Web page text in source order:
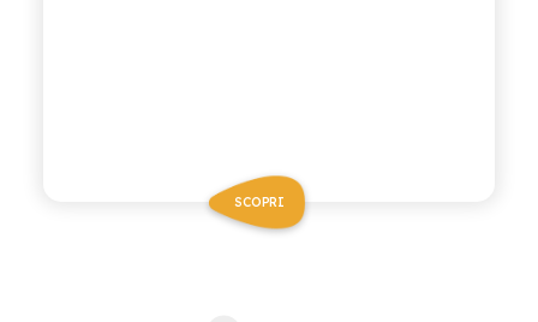
SCOPRI